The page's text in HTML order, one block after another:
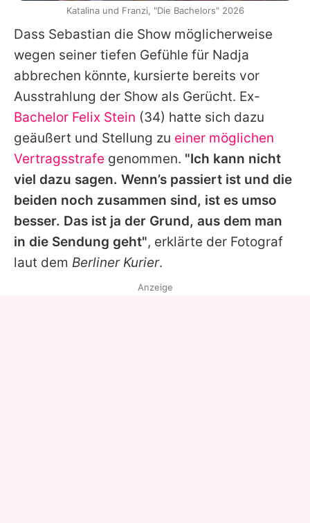
Dass Sebastian die Show möglicherweise
wegen seiner tiefen Gefühle für Nadja
abbrechen könnte, kursierte bereits vor
Ausstrahlung der Show als Gerücht. Ex-
Bachelor Felix Stein (34) hatte sich dazu
geäußert und Stellung zu einer möglichen
Vertragsstrafe genommen. "Ich kann nicht
viel dazu sagen. Wenn’s passiert ist und die
beiden noch zusammen sind, ist es umso
besser. Das ist ja der Grund, aus dem man
in die Sendung geht", erklärte der Fotograf
laut dem Berliner Kurier.
Katalina und Franzi, "Die Bachelors" 2026
Anzeige